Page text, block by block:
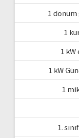
1
1
1
1 kW
1
1.